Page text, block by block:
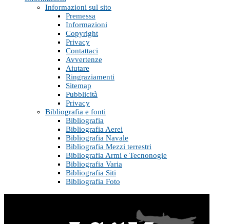
Informazioni sul sito
Premessa
Informazioni
Copyright
Privacy
Contattaci
Avvertenze
Aiutare
Ringraziamenti
Sitemap
Pubblicità
Privacy
Bibliografia e fonti
Bibliografia
Bibliografia Aerei
Bibliografia Navale
Bibliografia Mezzi terrestri
Bibliografia Armi e Tecnonogie
Bibliografia Varia
Bibliografia Siti
Bibliografia Foto